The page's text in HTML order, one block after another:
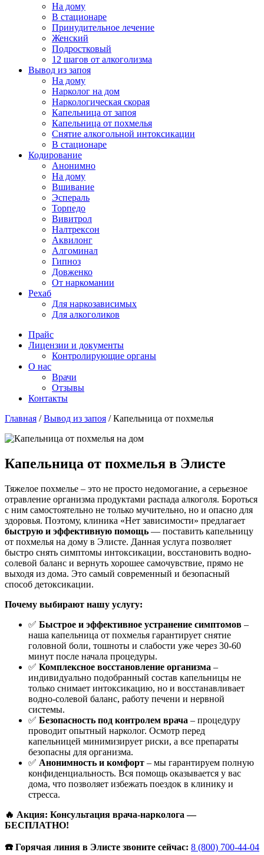
На дому
В стационаре
Принудительное лечение
Женский
Подростковый
12 шагов от алкоголизма
Вывод из запоя
На дому
Нарколог на дом
Наркологическая скорая
Капельница от запоя
Капельница от похмелья
Снятие алкогольной интоксикации
В стационаре
Кодирование
Анонимно
На дому
Вшивание
Эспераль
Торпедо
Вивитрол
Налтрексон
Аквилонг
Алгоминал
Гипноз
Довженко
От наркомании
Рехаб
Для наркозависимых
Для алкоголиков
Прайс
Лицензии и документы
Контролирующие органы
О нас
Врачи
Отзывы
Контакты
Главная /Вывод из запоя /Капельница от похмелья
Капельница от похмелья в Элисте
Тяжелое похмелье – это не просто недомогание, а серьезное
отравление организма продуктами распада алкоголя. Бороться
с ним самостоятельно не только мучительно, но и опасно для
здоровья. Поэтому, клиника «Нет зависимости» предлагает
быструю и эффективную помощь — поставить капельницу
от похмелья на дому в Элисте. Данная услуга позволяет
быстро снять симптомы интоксикации, восстановить водно-
солевой баланс и вернуть хорошее самочувствие, прямо не
выходя из дома. Это самый современный и безопасный
способ детоксикации.
Почему выбирают нашу услугу:
✅ Быстрое и эффективное устранение симптомов –
наша капельница от похмелья гарантирует снятие
головной боли, тошноты и слабости уже через 30-60
минут после начала процедуры.
✅ Комплексное восстановление организма –
индивидуально подобранный состав капельницы не
только снимает интоксикацию, но и восстанавливает
водно-солевой баланс, работу печени и нервной
системы.
✅ Безопасность под контролем врача – процедуру
проводит опытный нарколог. Осмотр перед
капельницей минимизирует риски, а все препараты
безопасны для организма.
✅ Анонимность и комфорт – мы гарантируем полную
конфиденциальность. Вся помощь оказывается у вас
дома, что позволяет избежать поездок в клинику и
стресса.
🔥 Акция: Консультация врача-нарколога —
БЕСПЛАТНО!
☎️ Горячая линия в Элисте звоните сейчас: 8 (800) 700-44-04